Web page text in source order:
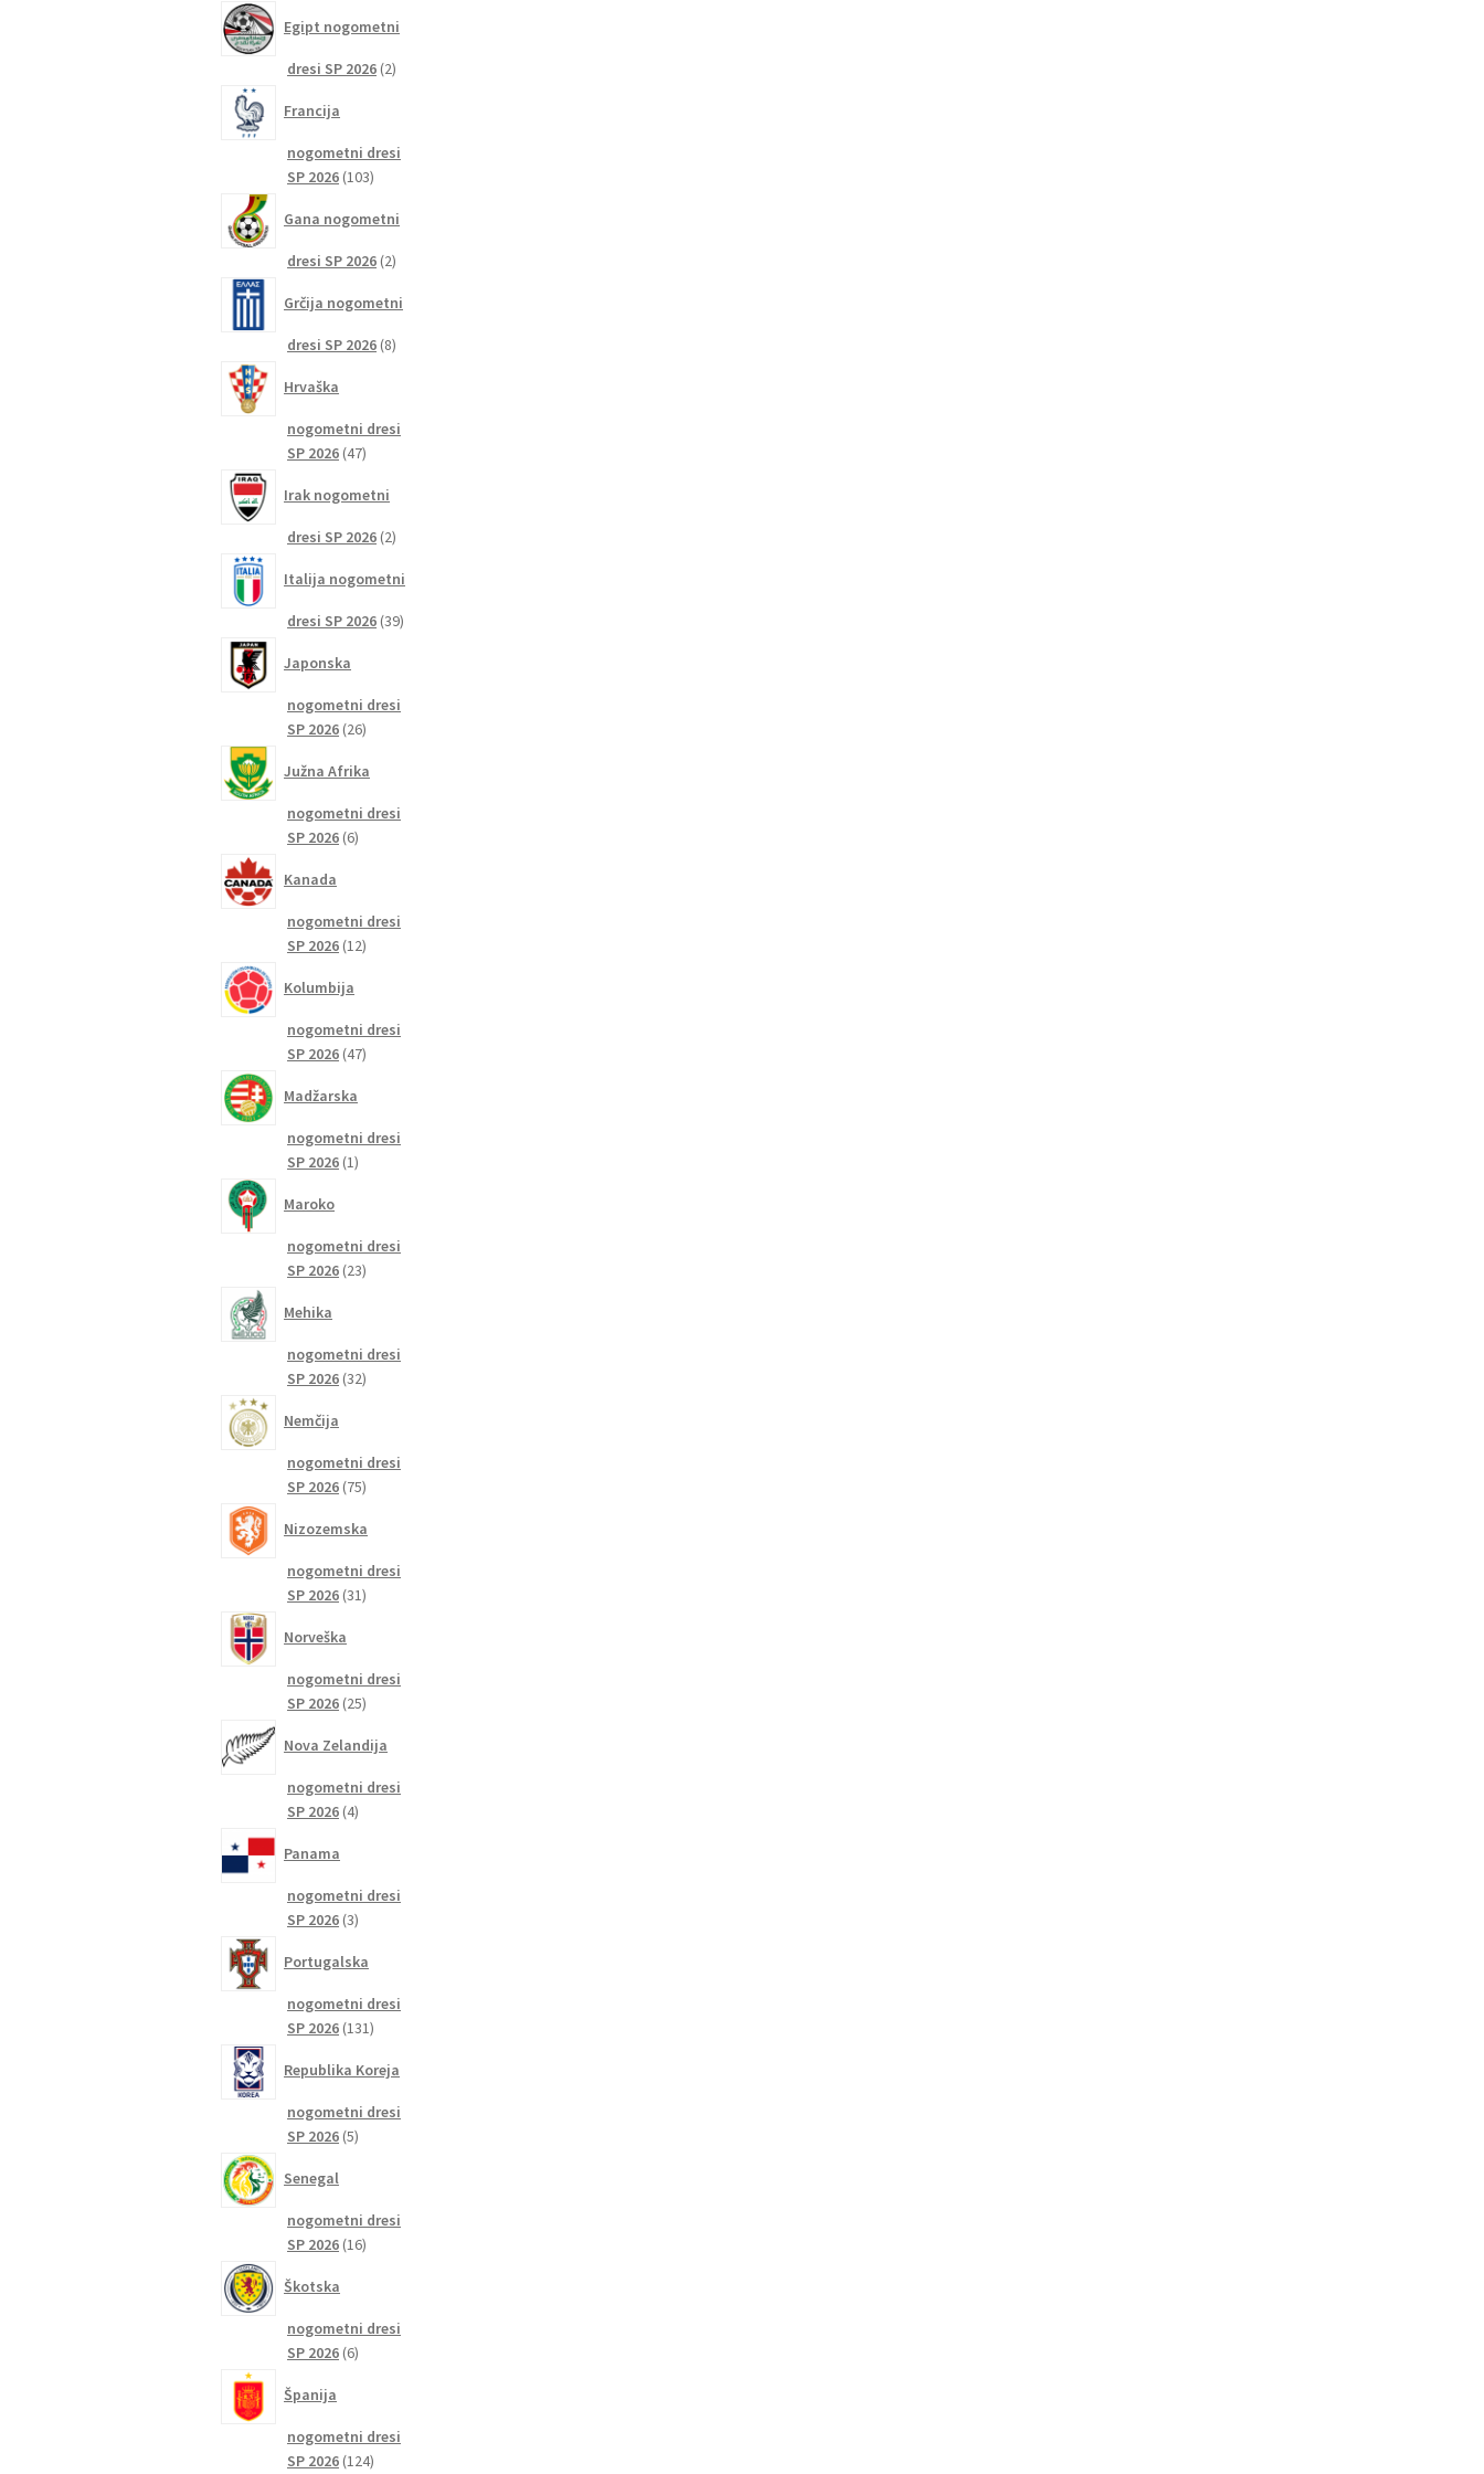
Egipt nogometni
dresi SP 2026 22
Francija
nogometni dresi
SP 2026 103103
Gana nogometni
dresi SP 2026 22
Grčija nogometni
dresi SP 2026 88
Hrvaška
nogometni dresi
SP 2026 4747
Irak nogometni
dresi SP 2026 22
Italija nogometni
dresi SP 2026 3939
Japonska
nogometni dresi
SP 2026 2626
Južna Afrika
nogometni dresi
SP 2026 66
Kanada
nogometni dresi
SP 2026 1212
Kolumbija
nogometni dresi
SP 2026 4747
Madžarska
nogometni dresi
SP 2026 11
Maroko
nogometni dresi
SP 2026 2323
Mehika
nogometni dresi
SP 2026 3232
Nemčija
nogometni dresi
SP 2026 7575
Nizozemska
nogometni dresi
SP 2026 3131
Norveška
nogometni dresi
SP 2026 2525
Nova Zelandija
nogometni dresi
SP 2026 44
Panama
nogometni dresi
SP 2026 33
Portugalska
nogometni dresi
SP 2026 131131
Republika Koreja
nogometni dresi
SP 2026 55
Senegal
nogometni dresi
SP 2026 1616
Škotska
nogometni dresi
SP 2026 66
Španija
nogometni dresi
SP 2026 124124